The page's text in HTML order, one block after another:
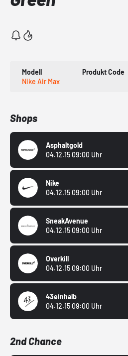
Modell
Nike Air Max
Produkt Code
Shops
Asphaltgold
04.12.15 09:00 Uhr
Nike
04.12.15 09:00 Uhr
SneakAvenue
04.12.15 09:00 Uhr
Overkill
04.12.15 09:00 Uhr
43einhalb
04.12.15 09:00 Uhr
2nd Chance